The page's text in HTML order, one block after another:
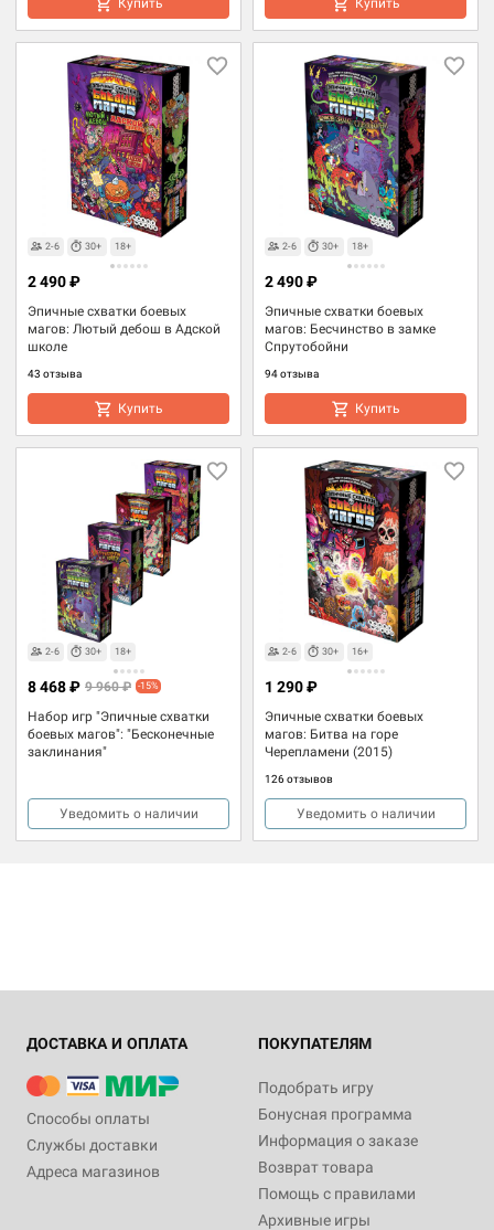
2-6 30+ 18+
Эпичные схватки боевых
магов: Лютый дебош в Адской
школе
43 отзыва
2 490 ₽
Купить
2-6 30+ 18+
Эпичные схватки боевых
магов: Бесчинство в замке
Спрутобойни
94 отзыва
2 490 ₽
Купить
2-6 30+ 18+
Набор игр "Эпичные схватки
боевых магов": "Бесконечные
заклинания"
8 468 ₽ 9 960 ₽ -15%
Уведомить о наличии
2-6 30+ 16+
Эпичные схватки боевых
магов: Битва на горе
Черепламени (2015)
126 отзывов
1 290 ₽
Уведомить о наличии
ДОСТАВКА И ОПЛАТА
Способы оплаты
Службы доставки
Адреса магазинов
ПОКУПАТЕЛЯМ
Подобрать игру
Бонусная программа
Информация о заказе
Возврат товара
Помощь с правилами
Архивные игры